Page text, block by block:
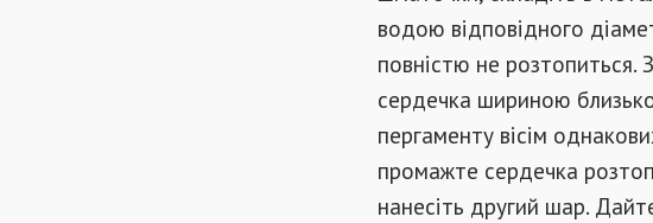
водою відповідного
повністю не розтопиться.
сердечка шириною
пергаменту вісім
промажте сердечка
нанесіть другий шар.